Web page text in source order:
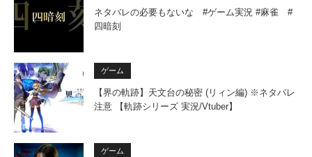
ネタバレの必要もないな #ゲーム実況 #麻雀 #
四暗刻
ゲーム
【界の軌跡】天文台の秘密 (リィン編) ※ネタバレ
注意 【軌跡シリーズ 実況/Vtuber】
ゲーム